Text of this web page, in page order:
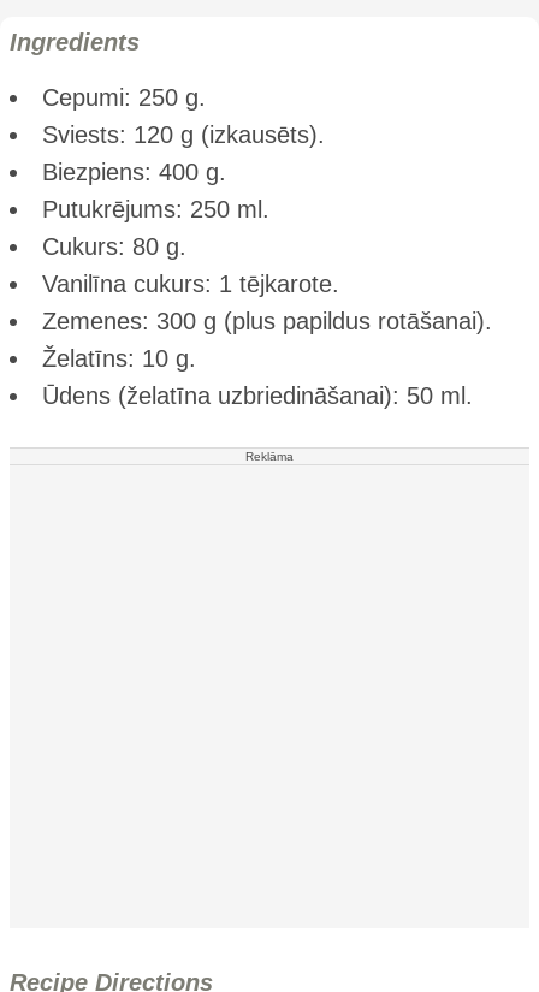
Ingredients
Cepumi: 250 g.
Sviests: 120 g (izkausēts).
Biezpiens: 400 g.
Putukrējums: 250 ml.
Cukurs: 80 g.
Vanilīna cukurs: 1 tējkarote.
Zemenes: 300 g (plus papildus rotāšanai).
Želatīns: 10 g.
Ūdens (želatīna uzbriedināšanai): 50 ml.
Reklāma
Recipe Directions